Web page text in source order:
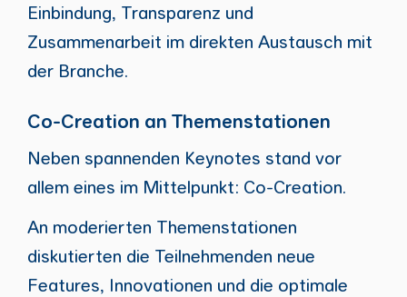
Einbindung, Transparenz und
Zusammenarbeit im direkten Austausch mit
der Branche.
Co-Creation an Themenstationen
Neben spannenden Keynotes stand vor
allem eines im Mittelpunkt: Co-Creation.
An moderierten Themenstationen
diskutierten die Teilnehmenden neue
Features, Innovationen und die optimale